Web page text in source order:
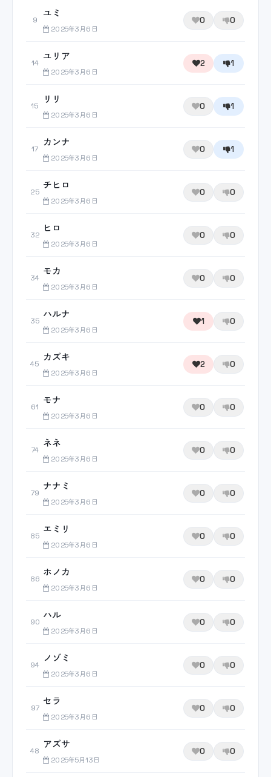
9
ユミ
2025年3月6日
0 0
14
ユリア
2025年3月6日
2 1
15
リリ
2025年3月6日
0 1
17
カンナ
2025年3月6日
0 1
25
チヒロ
2025年3月6日
0 0
32
ヒロ
2025年3月6日
0 0
34
モカ
2025年3月6日
0 0
35
ハルナ
2025年3月6日
1 0
45
カズキ
2025年3月6日
2 0
61
モナ
2025年3月6日
0 0
74
ネネ
2025年3月6日
0 0
79
ナナミ
2025年3月6日
0 0
85
エミリ
2025年3月6日
0 0
86
ホノカ
2025年3月6日
0 0
90
ハル
2025年3月6日
0 0
94
ノゾミ
2025年3月6日
0 0
97
セラ
2025年3月6日
0 0
48
アズサ
2025年5月13日
0 0